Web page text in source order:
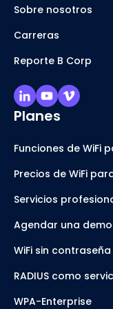
Sobre nosotros
Carreras
Reporte B Corp
Planes
Funciones de WiFi
Precios de WiFi
Servicios
Agendar una demo
WiFi sin contraseña
RADIUS como
WPA-Enterprise